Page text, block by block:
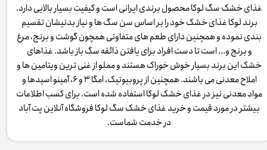
غذای خشک سگ لوکا محصول برندی ایرانی است و کیفیت بسیار بالایی دارد.
برند لوکا غذای خشک خود را بر اساس سن سگ ها و نیاز بدنیشان تقسیم
بندی نموده و همچنین دارای طعم های متفاوتی همچون گوشت و برنج، مرغ
و برنج و... است تا دست افراد برای یافتن ذائقه سگ باز باشد. غذاهای
خشک این برند بسیار خوش خوراک هستند و مملو از غنی ترین ویتامین ها و
املاح معدنی می باشند. همچنین از پروبیوتیک، امگا ۳ و ۶، آمینو اسیدها و
مواد معدنی نیز در غذای خشک لوکا استفاده شده است. برای کسب اطلاعات
بیشتر در مورد قیمت و خرید غذای خشک سگ لوکا فروشگاه آنلاین پت آباد
در خدمت شماست.